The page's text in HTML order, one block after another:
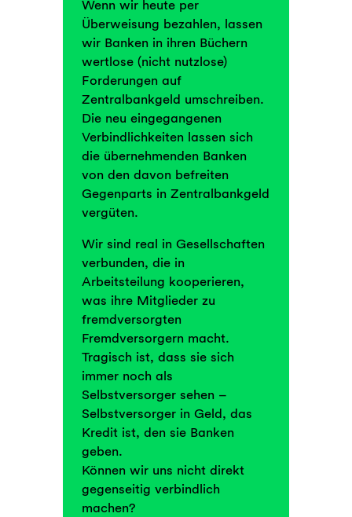
Wenn wir heute per
Überweisung bezahlen, lassen
wir Banken in ihren Büchern
wertlose (nicht nutzlose)
Forderungen auf
Zentralbankgeld umschreiben.
Die neu eingegangenen
Verbindlichkeiten lassen sich
die übernehmenden Banken
von den davon befreiten
Gegenparts in Zentralbankgeld
vergüten.
Wir sind real in Gesellschaften
verbunden, die in
Arbeitsteilung kooperieren,
was ihre Mitglieder zu
fremdversorgten
Fremdversorgern macht.
Tragisch ist, dass sie sich
immer noch als
Selbstversorger sehen –
Selbstversorger in Geld, das
Kredit ist, den sie Banken
geben.
Können wir uns nicht direkt
gegenseitig verbindlich
machen?